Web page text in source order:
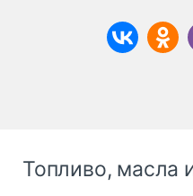
Топливо, масла